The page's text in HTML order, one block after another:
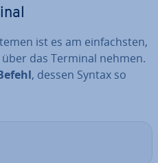
ist es am ein­fachs­ten,
das Terminal nehmen.
, dessen Syntax so